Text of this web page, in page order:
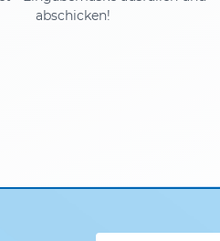
abschicken!